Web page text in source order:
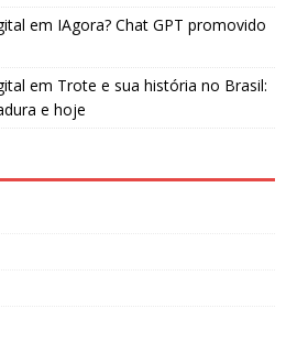
em IAgora? Chat GPT promovido
em Trote e sua história no Brasil:
e hoje